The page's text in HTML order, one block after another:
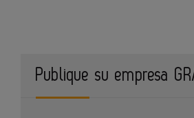
Publique su empresa